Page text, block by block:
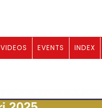
VIDEOS EVENTS INDEX